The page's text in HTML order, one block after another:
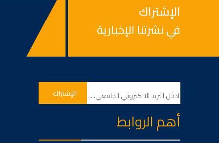
الإشتراك
في نشرتنا الإخبارية
أهم الروابط